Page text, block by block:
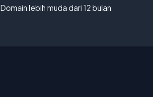
Domain lebih muda dari 12 bulan